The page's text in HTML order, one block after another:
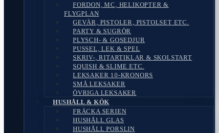
FORDON, MC, HELIKOPTER &
FLYGPLAN
GEVÄR, PISTOLER, PISTOLSET ETC.
PARTY & SUGRÖR
PLYSCH- & GOSEDJUR
PUSSEL, LEK & SPEL
SKRIV-, RITARTIKLAR & SKOLSTART
SQUISH & SLIME ETC.
LEKSAKER 10-KRONORS
SMÅ LEKSAKER
ÖVRIGA LEKSAKER
HUSHÅLL & KÖK
FRÄCKA SERIEN
HUSHÅLL GLAS
HUSHÅLL PORSLIN